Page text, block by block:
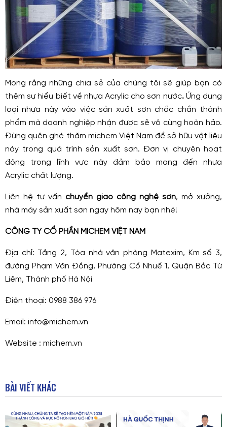
Mong rằng những chia sẻ của chúng tôi sẽ giúp bạn có
thêm sự hiểu biết về nhựa Acrylic cho sơn nước. Ứng dụng
loại nhựa này vào việc sản xuất sơn chắc chắn thành
phẩm mà doanh nghiệp nhận được sẽ vô cùng hoàn hảo.
Đừng quên ghé thăm michem Việt Nam để sở hữu vật liệu
này trong quá trình sản xuất sơn. Đơn vị chuyên hoạt
động trong lĩnh vực này đảm bảo mang đến nhựa
Acrylic chất lượng.
Liên hệ tư vấn chuyển giao công nghệ sơn, mở xưởng,
nhà máy sản xuất sơn ngay hôm nay bạn nhé!
CÔNG TY CỔ PHẦN MICHEM VIỆT NAM
Địa chỉ: Tầng 2, Tòa nhà văn phòng Matexim, Km số 3,
đường Phạm Văn Đồng, Phường Cổ Nhuế 1, Quận Bắc Từ
Liêm, Thành phố Hà Nội
Điện thoại: 0988 386 976
Email: info@michem.vn
Website : michem.vn
BÀI VIẾT KHÁC